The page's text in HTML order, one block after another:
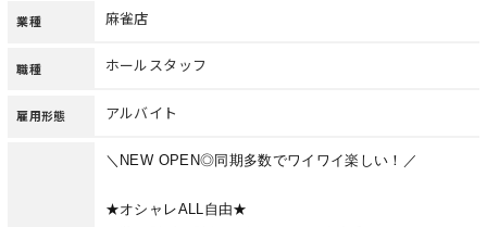
業種 麻雀店
職種 ホールスタッフ
雇用形態 アルバイト
＼NEW OPEN◎同期多数でワイワイ楽しい！／
★オシャレALL自由★